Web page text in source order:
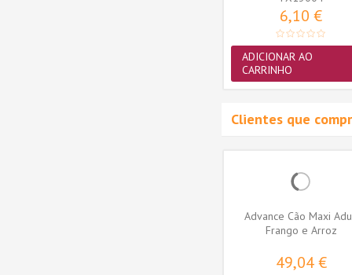
6,10 €
ADICIONAR AO
CARRINHO
Clientes que
Advance Cão Maxi
Frango e Arroz
49,04 €